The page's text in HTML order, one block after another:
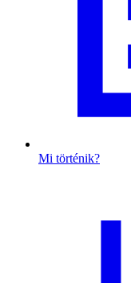
Mi történik?